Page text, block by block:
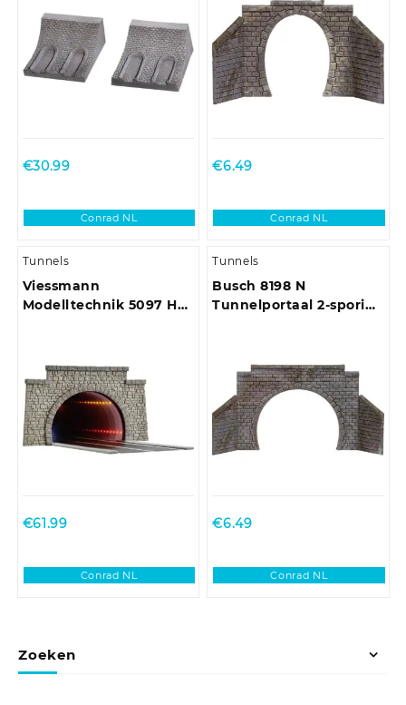
€30.99
Conrad NL
€6.49
Conrad NL
Tunnels
Viessmann
Modelltechnik 5097 H0
Bouwpakket
€61.99
Conrad NL
Tunnels
Busch 8198 N
Tunnelportaal 2-sporig
€6.49
Conrad NL
Zoeken